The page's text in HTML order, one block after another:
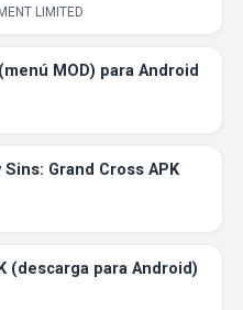
LIMITED
MOD) para Android
Grand Cross APK
(descarga para Android)